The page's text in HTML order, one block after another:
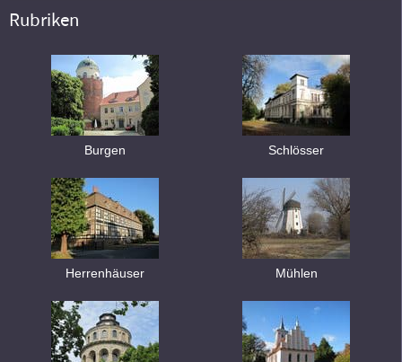
Rubriken
Burgen Schlösser
Herrenhäuser Mühlen